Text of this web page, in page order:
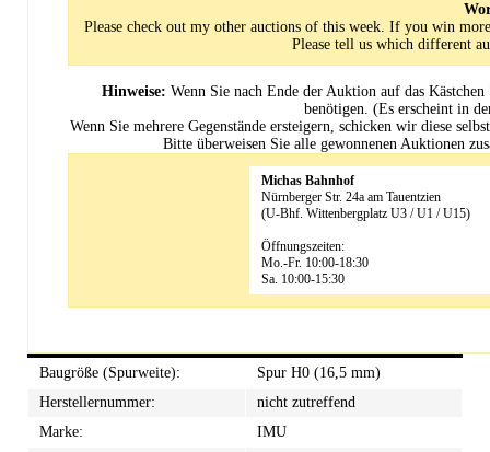
Please check out my other auctions of this week. If you win
Please tell us which different
Hinweise: Wenn Sie nach Ende der Auktion auf das
benötigen. (Es erscheint in
Wenn Sie mehrere Gegenstände ersteigern, schicken wir diese
Bitte überweisen Sie alle gewonnenen Auktionen
Michas Bahnhof
Nürnberger Str. 24a am Tauentzien
(U-Bhf. Wittenbergplatz U3 / U1 / U15)
Öffnungszeiten:
Mo.-Fr. 10:00-18:30
Sa. 10:00-15:30
Baugröße (Spurweite):
Spur H0 (16,5 mm)
Herstellernummer:
nicht zutreffend
Marke:
IMU